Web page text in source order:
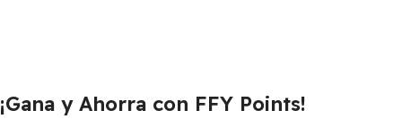
¡Gana y Ahorra con FFY Points!